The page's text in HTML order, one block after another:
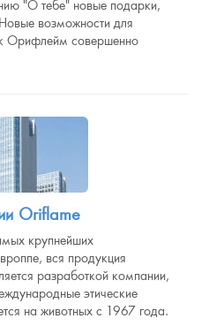
"О тебе" новые подарки,
возможности для
Орифлейм совершенно
Oriflame
крупнейших
вся продукция
разработкой компании,
этические
на животных с 1967 года.